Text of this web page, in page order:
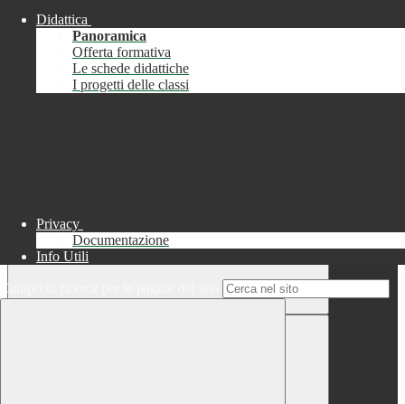
Chiudi
Informazione
Didattica
Panoramica
Offerta formativa
Le schede didattiche
I progetti delle classi
Privacy
Documentazione
Info Utili
Campo di ricerca per le pagine del sito